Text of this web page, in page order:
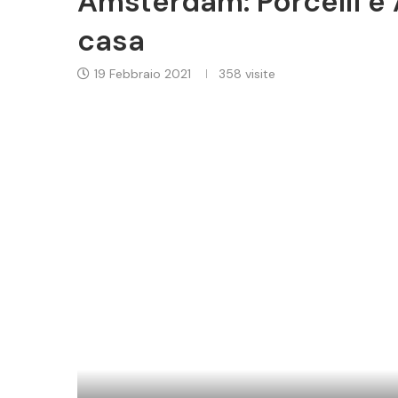
casa
19 Febbraio 2021 358 visite